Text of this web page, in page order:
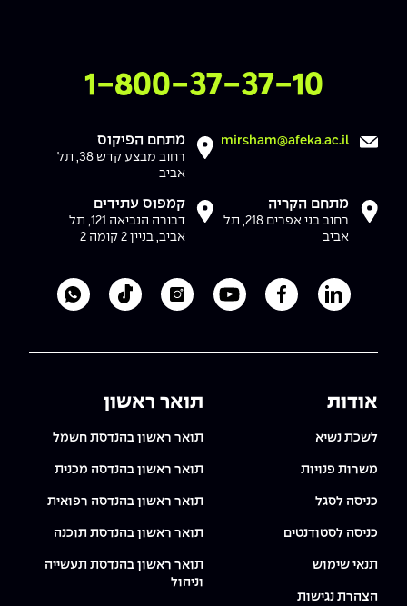
צרו איתנו קשר
1-800-37-37-10
mirsham@afeka.ac.il מתחם הפיקוס
רחוב מבצע קדש 38, תל
אביב
מתחם הקריה
רחוב בני אפרים 218, תל
אביב
קמפוס עתידים
דבורה הנביאה 121, תל
אביב, בניין 2 קומה 2
לעמוד הלינקדאין של מכללת אפקה
לעמוד הפייסבוק של מכללת אפקה
לעמוד היוטיוב של מכללת אפקה
לעמוד האינסטגרם של
לעמוד הטיקטוק
אודות
לשכת נשיא
משרות פנויות
כניסה לסגל
כניסה לסטודנטים
תנאי שימוש
הצהרת נגישות
תואר ראשון
תואר ראשון בהנדסת חשמל
תואר ראשון בהנדסה מכנית
תואר ראשון בהנדסה רפואית
תואר ראשון בהנדסת תוכנה
תואר ראשון בהנדסת תעשייה
וניהול